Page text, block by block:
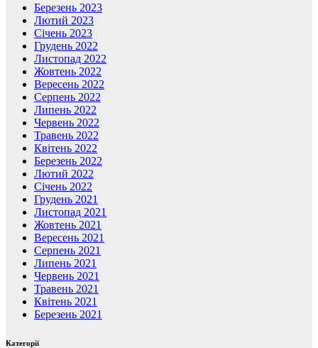
Березень 2023
Лютий 2023
Січень 2023
Грудень 2022
Листопад 2022
Жовтень 2022
Вересень 2022
Серпень 2022
Липень 2022
Червень 2022
Травень 2022
Квітень 2022
Березень 2022
Лютий 2022
Січень 2022
Грудень 2021
Листопад 2021
Жовтень 2021
Вересень 2021
Серпень 2021
Липень 2021
Червень 2021
Травень 2021
Квітень 2021
Березень 2021
Категорії